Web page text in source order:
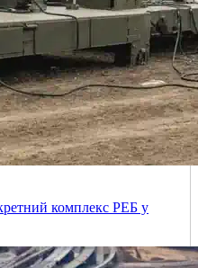
комплекс РЕБ у